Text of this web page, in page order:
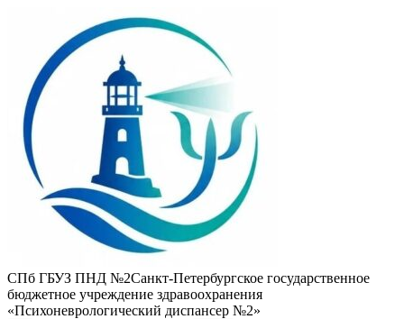
СПб ГБУЗ ПНД №2Санкт-Петербургское государственное
бюджетное учреждение здравоохранения
«Психоневрологический диспансер №2»